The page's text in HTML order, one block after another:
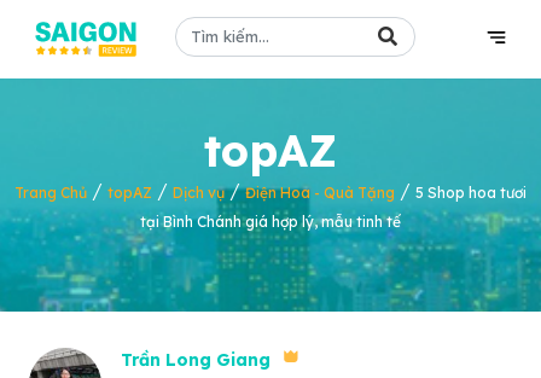
topAZ
Trang Chủ / topAZ / Dịch vụ/Điện Hoa - Quà Tặng / 5 Shop hoa tươi
tại Bình Chánh giá hợp lý, mẫu tinh tế
Trần Long Giang